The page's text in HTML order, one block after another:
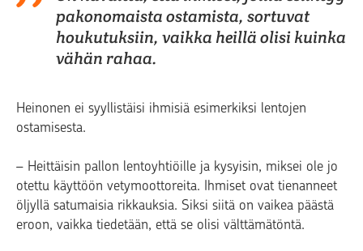
pakonomaista ostamista, sortuvat
houkutuksiin, vaikka heillä olisi kuinka
vähän rahaa.
Heinonen ei syyllistäisi ihmisiä esimerkiksi lentojen
ostamisesta.
– Heittäisin pallon lentoyhtiöille ja kysyisin, miksei ole jo
otettu käyttöön vetymoottoreita. Ihmiset ovat tienanneet
öljyllä satumaisia rikkauksia. Siksi siitä on vaikea päästä
eroon, vaikka tiedetään, että se olisi välttämätöntä.